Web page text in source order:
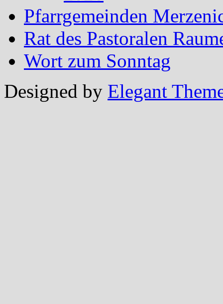
Pfarrgemeinden
Rat des Pastoralen
Wort zum Sonntag
Designed by Elegant